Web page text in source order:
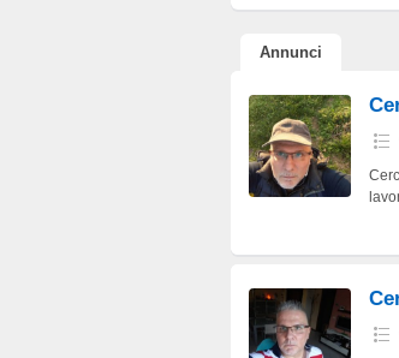
Annunci